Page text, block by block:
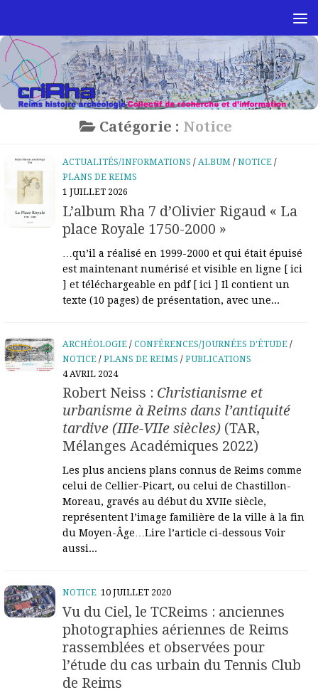
Catégorie : Notice
ACTUALITÉS/INFORMATIONS /ALBUM /NOTICE /
PLANS DE REIMS
1 JUILLET 2026
L’album Rha 7 d’Olivier Rigaud « La
place Royale 1750-2000 »
…qu’il a réalisé en 1999-2000 et qui était épuisé
est maintenant numérisé et visible en ligne [ ici
] et téléchargeable en pdf [ ici ] Il contient un
texte (10 pages) de présentation, avec une...
ARCHÉOLOGIE /CONFÉRENCES/JOURNÉES D'ÉTUDE /
NOTICE /PLANS DE REIMS /PUBLICATIONS
4 AVRIL 2024
Robert Neiss : Christianisme et
urbanisme à Reims dans l’antiquité
tardive (IIIe-VIIe siècles) (TAR,
Mélanges Académiques 2022)
Les plus anciens plans connus de Reims comme
celui de Cellier-Picart, ou celui de Chastillon-
Moreau, gravés au début du XVIIe siècle,
représentent l’image familière de la ville à la fin
du Moyen-Âge…Lire l’article ci-dessous Voir
aussi...
NOTICE 10 JUILLET 2020
Vu du Ciel, le TCReims : anciennes
photographies aériennes de Reims
rassemblées et observées pour
l’étude du cas urbain du Tennis Club
de Reims